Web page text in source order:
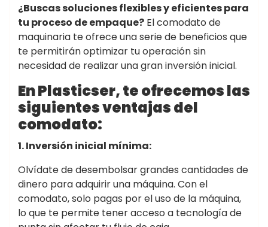
¿Buscas soluciones flexibles y eficientes para
tu proceso de empaque? El comodato de
maquinaria te ofrece una serie de beneficios que
te permitirán optimizar tu operación sin
necesidad de realizar una gran inversión inicial.
En Plasticser, te ofrecemos las
siguientes ventajas del
comodato:
1. Inversión inicial mínima:
Olvídate de desembolsar grandes cantidades de
dinero para adquirir una máquina. Con el
comodato, solo pagas por el uso de la máquina,
lo que te permite tener acceso a tecnología de